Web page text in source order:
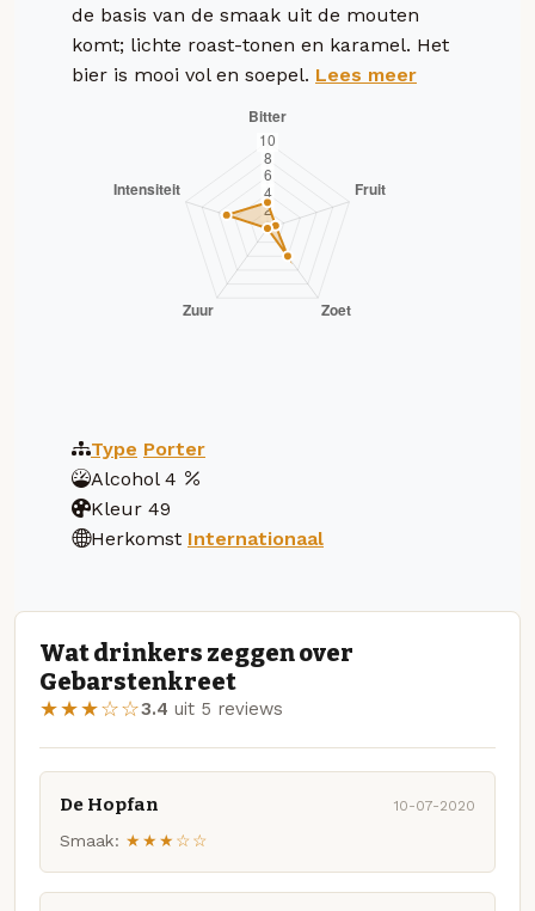
de basis van de smaak uit de mouten
komt; lichte roast-tonen en karamel. Het
bier is mooi vol en soepel. Lees meer
Type Porter
Alcohol 4
Kleur 49
Herkomst Internationaal
Wat drinkers zeggen over
Gebarstenkreet
★★★☆☆3.4 uit 5 reviews
De Hopfan 10-07-2020
Smaak: ★★★☆☆